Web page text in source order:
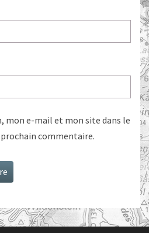
mon e-mail et mon site dans le
commentaire.